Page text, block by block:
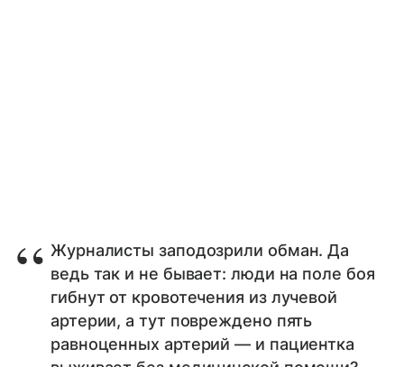
Журналисты заподозрили обман. Да
ведь так и не бывает: люди на поле боя
гибнут от кровотечения из лучевой
артерии, а тут повреждено пять
равноценных артерий — и пациентка